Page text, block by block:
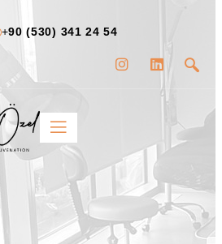
+90 (530) 341 24 54